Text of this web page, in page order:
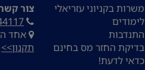
משרות בקניוני עזריאלי
לימודים
התנדבות
בדיקת החזר מס בחינם
כדאי לדעת!
צור
אחד העם 9,
תקנון>>